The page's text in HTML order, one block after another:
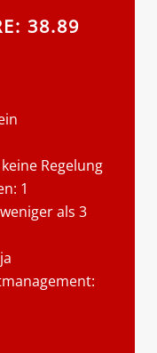
38.89
Regelung
1
als 3